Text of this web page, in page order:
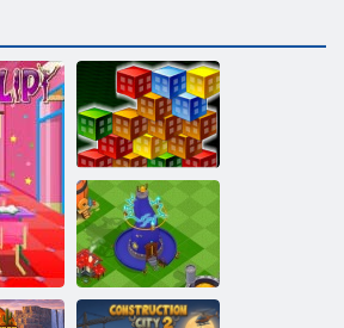
Többrétegű
Challenge